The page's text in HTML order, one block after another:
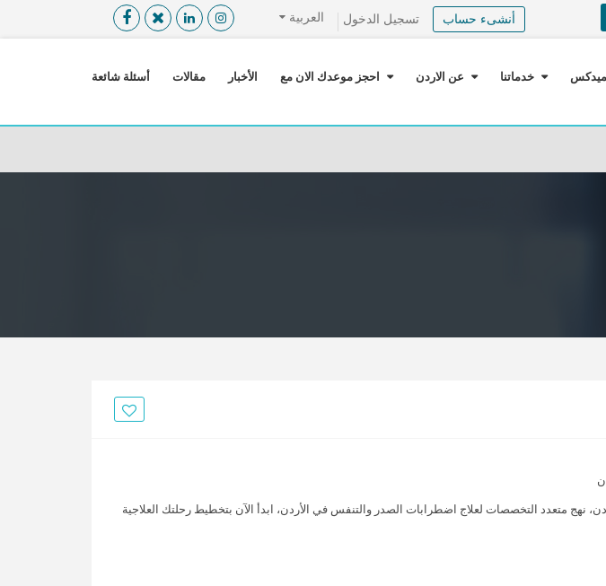
القائمة X
العربية تسجيل الدخول أنشىء حساب
خدماتنا عن الاردن احجز موعدك الان مع الأخبار مقالات أسئلة شائعة
نهج متعدد التخصصات لعلاج اضطرابات الصدر والتنفس في الأردن، ابدأ الآن بتخطيط رحلتك العلاجية